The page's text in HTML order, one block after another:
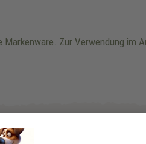
Zur Verwendung im